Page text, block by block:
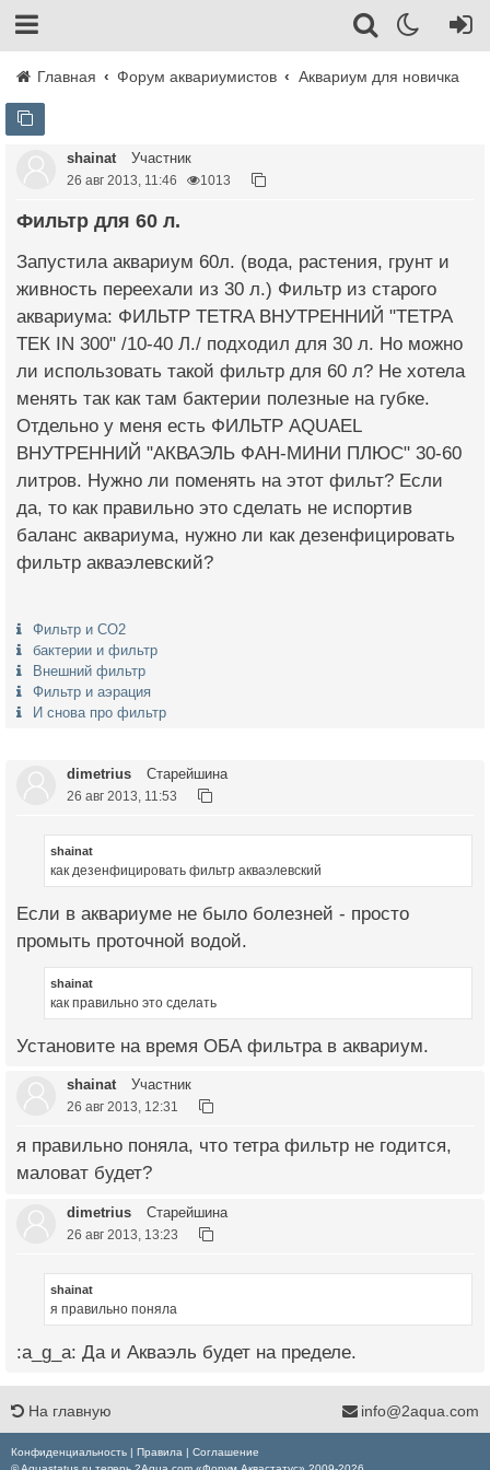
Главная Форум аквариумистов Аквариум для новичка
shainat Участник
26 авг 2013, 11:46 1013
Фильтр для 60 л.
Запустила аквариум 60л. (вода, растения, грунт и
живность переехали из 30 л.) Фильтр из старого
аквариума: ФИЛЬТР TETRA ВНУТРЕННИЙ "ТЕТРА
ТЕК IN 300" /10-40 Л./ подходил для 30 л. Но можно
ли использовать такой фильтр для 60 л? Не хотела
менять так как там бактерии полезные на губке.
Отдельно у меня есть ФИЛЬТР AQUAEL
ВНУТРЕННИЙ "АКВАЭЛЬ ФАН-МИНИ ПЛЮС" 30-60
литров. Нужно ли поменять на этот фильт? Если
да, то как правильно это сделать не испортив
баланс аквариума, нужно ли как дезенфицировать
фильтр акваэлевский?
Фильтр и CO2
бактерии и фильтр
Внешний фильтр
Фильтр и аэрация
И снова про фильтр
dimetrius Старейшина
26 авг 2013, 11:53
shainat
как дезенфицировать фильтр акваэлевский
Если в аквариуме не было болезней - просто
промыть проточной водой.
shainat
как правильно это сделать
Установите на время ОБА фильтра в аквариум.
shainat Участник
26 авг 2013, 12:31
я правильно поняла, что тетра фильтр не годится,
маловат будет?
dimetrius Старейшина
26 авг 2013, 13:23
shainat
я правильно поняла
:a_g_a: Да и Акваэль будет на пределе.
На главную info@2aqua.com
Конфиденциальность | Правила | Соглашение